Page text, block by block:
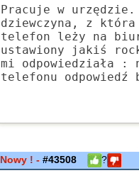
Pracuje w
dziewczyna, z
telefon leży na
ustawiony jakiś
mi odpowiedziała
telefonu odpowiedź
Nowy ! -#43508 ?